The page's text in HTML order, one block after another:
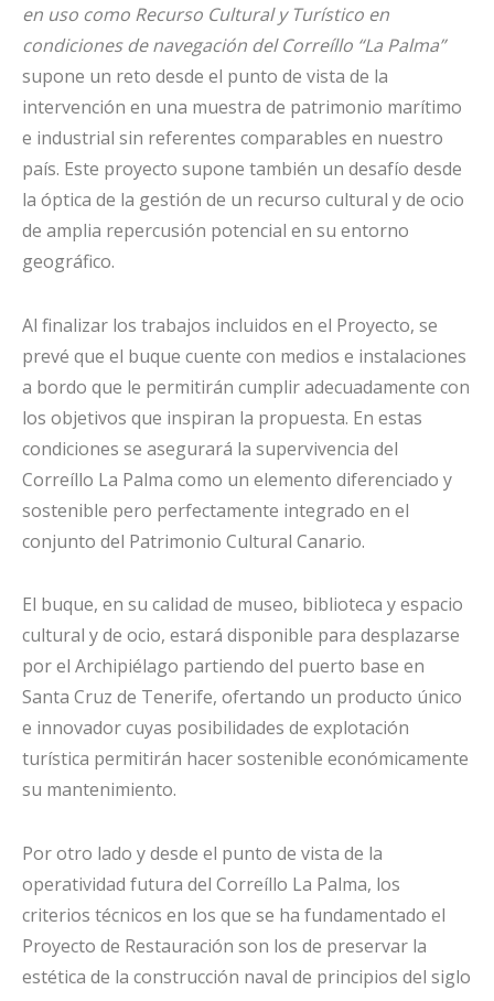
en uso como Recurso Cultural y Turístico en
condiciones de navegación del Correíllo “La Palma”
supone un reto desde el punto de vista de la
intervención en una muestra de patrimonio marítimo
e industrial sin referentes comparables en nuestro
país. Este proyecto supone también un desafío desde
la óptica de la gestión de un recurso cultural y de ocio
de amplia repercusión potencial en su entorno
geográfico.
Al finalizar los trabajos incluidos en el Proyecto, se
prevé que el buque cuente con medios e instalaciones
a bordo que le permitirán cumplir adecuadamente con
los objetivos que inspiran la propuesta. En estas
condiciones se asegurará la supervivencia del
Correíllo La Palma como un elemento diferenciado y
sostenible pero perfectamente integrado en el
conjunto del Patrimonio Cultural Canario.
El buque, en su calidad de museo, biblioteca y espacio
cultural y de ocio, estará disponible para desplazarse
por el Archipiélago partiendo del puerto base en
Santa Cruz de Tenerife, ofertando un producto único
e innovador cuyas posibilidades de explotación
turística permitirán hacer sostenible económicamente
su mantenimiento.
Por otro lado y desde el punto de vista de la
operatividad futura del Correíllo La Palma, los
criterios técnicos en los que se ha fundamentado el
Proyecto de Restauración son los de preservar la
estética de la construcción naval de principios del siglo